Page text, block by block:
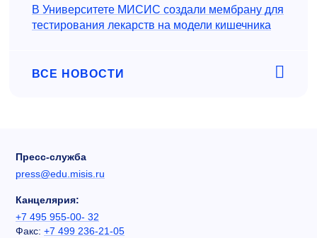
В Университете МИСИС создали мембрану для
тестирования лекарств на модели кишечника
ВСЕ НОВОСТИ
Пресс-служба
press@edu.misis.ru
Канцелярия:
+7 495 955-00- 32
Факс: +7 499 236-21-05